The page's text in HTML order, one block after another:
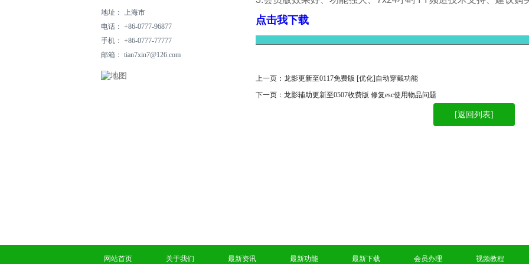
地址： 上海市
电话： +86-0777-96877
手机： +86-0777-77777
邮箱： tian7xin7@126.com
点击我下载
上一页： 龙影更新至0117免费版 [优化]自动穿戴功能
下一页： 龙影辅助更新至0507收费版 修复esc使用物品问题
[返回列表]
网站首页 关于我们 最新资讯 最新功能 最新下载 会员办理 视频教程